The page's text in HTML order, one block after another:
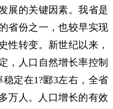
展的关键因素。我省是
省份之一，也较早实现
性转变。新世纪以来，
，人口自然增长率控制
定在1?郾3左右，全省
万人。人口增长的有效